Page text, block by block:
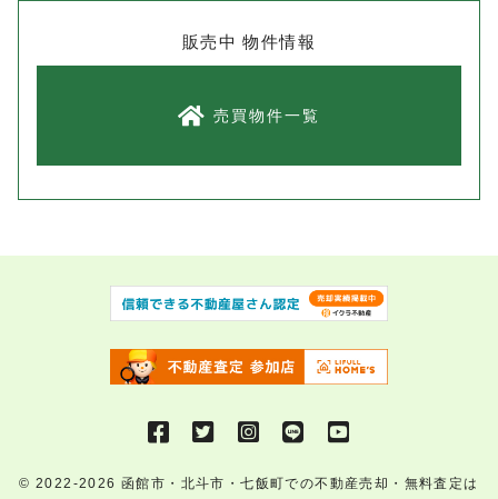
販売中 物件情報
売買物件一覧
© 2022-2026函館市・北斗市・七飯町での不動産売却・無料査定は